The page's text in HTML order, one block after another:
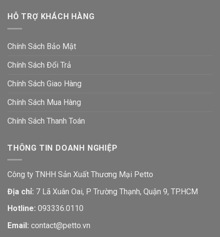
HỖ TRỢ KHÁCH HÀNG
Chính Sách Bảo Mật
Chính Sách Đổi Trả
Chính Sách Giao Hàng
Chính Sách Mua Hàng
Chính Sách Thanh Toán
THÔNG TIN DOANH NGHIỆP
Công ty TNHH Sản Xuất Thương Mại Petto
Địa chỉ: 7 Lã Xuân Oai, P Trường Thạnh, Quận 9, TP.HCM
Hotline: 093336.0110
Email: contact@petto.vn